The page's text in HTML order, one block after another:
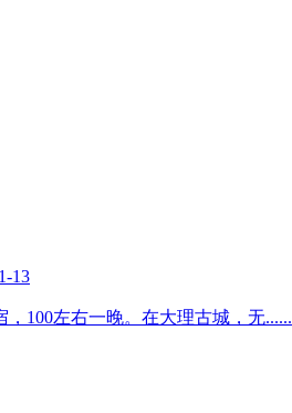
13
100左右一晚。在大理古城，无......